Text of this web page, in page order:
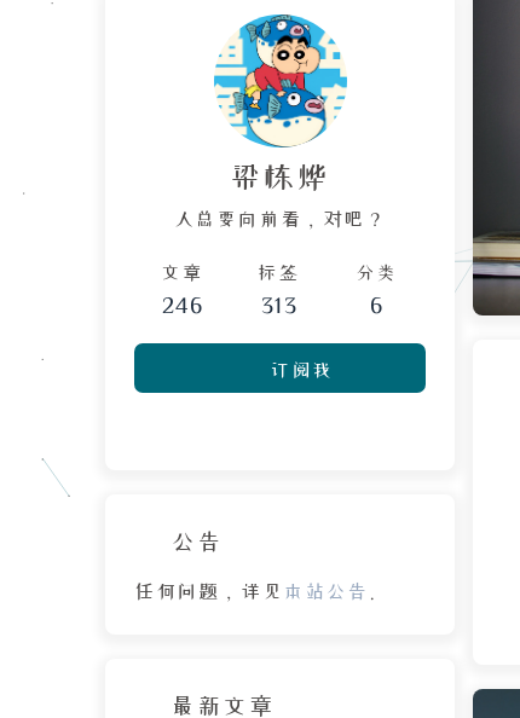
梁栋烨
人总要向前看，对吧？
文章
246
标签
313
分类
6
订阅我
公告
任何问题，详见 本站公告
最新文章